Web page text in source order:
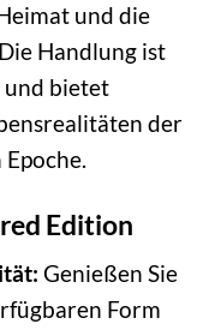
und die
Handlung ist
und bietet
der
Edition
Genießen Sie
Form